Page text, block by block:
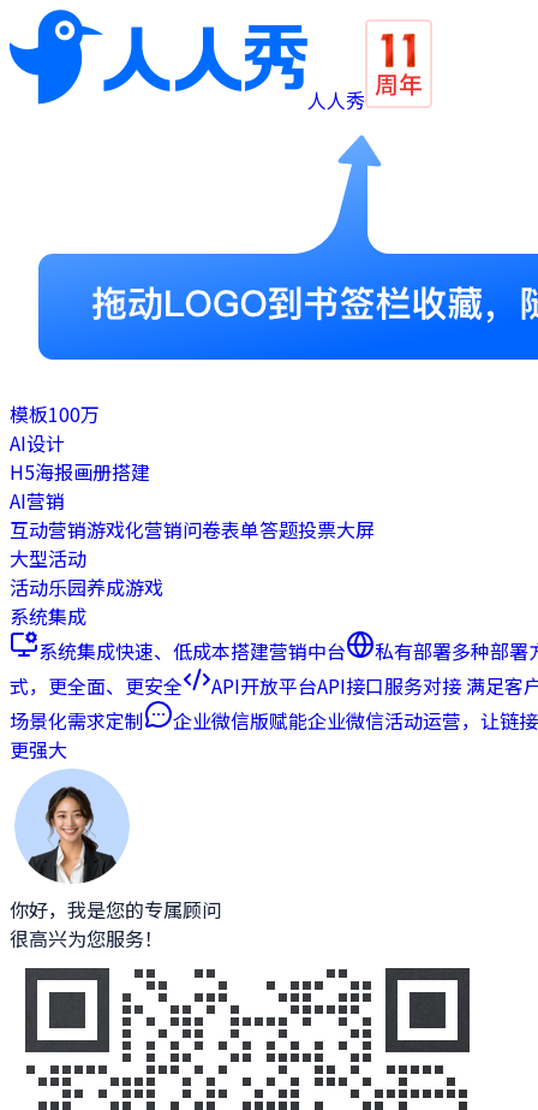
人人秀
模板100万
AI设计
H5海报画册搭建
AI营销
互动营销游戏化营销问卷表单答题投票大屏
大型活动
活动乐园养成游戏
系统集成
系统集成快速、低成本搭建营销中台 私有部署多种部署
式，更全面、更安全
API开放平台API接口服务对接 满足客
场景化需求定制
企业微信版赋能企业微信活动运营，让链接
更强大
你好，我是您的专属顾问
很高兴为您服务！